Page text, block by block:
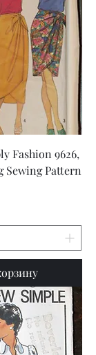
Fashion 9626,
Sewing Pattern